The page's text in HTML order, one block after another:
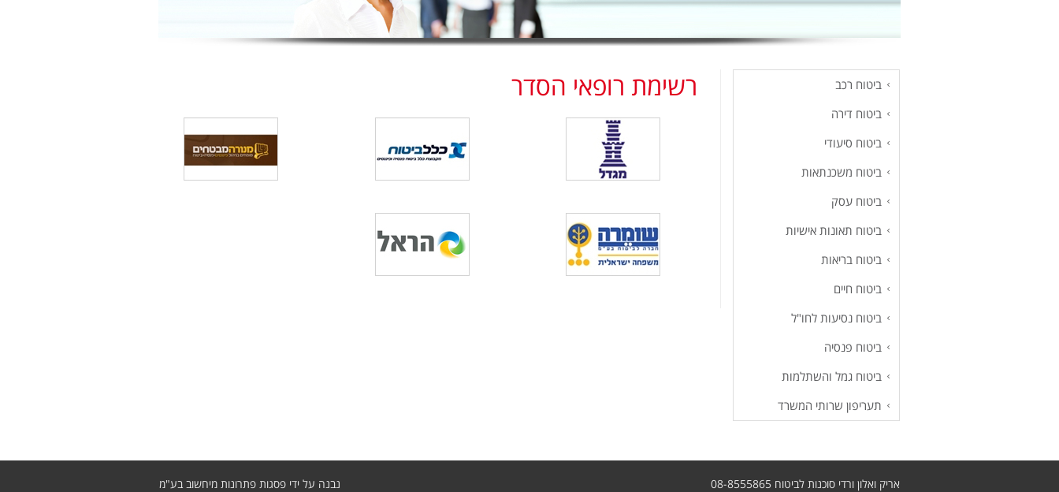
רשימת רופאי הסדר
ביטוח רכב
ביטוח דירה
ביטוח סיעודי
ביטוח משכנתאות
ביטוח עסק
ביטוח תאונות אישיות
ביטוח בריאות
ביטוח חיים
ביטוח נסיעות לחו"ל
ביטוח פנסיה
ביטוח גמל והשתלמות
תעריפון שרותי המשרד
אריק ואלון ורדי סוכנות לביטוח 08-8555865 נבנה על ידי פסגות פתרונות מיחשוב בע"מ